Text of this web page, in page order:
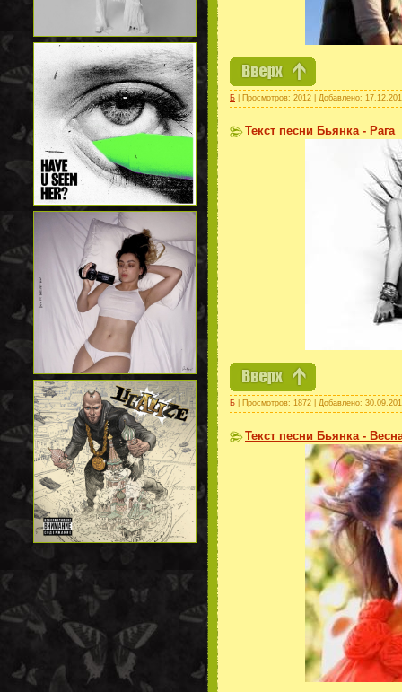
Б | Просмотров: 2012 | Добавлено:
Текст песни Бьянка - Рага
Б | Просмотров: 1872 | Добавлено:
Текст песни Бьянка -